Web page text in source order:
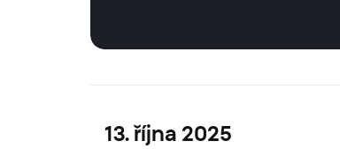
13. října 2025